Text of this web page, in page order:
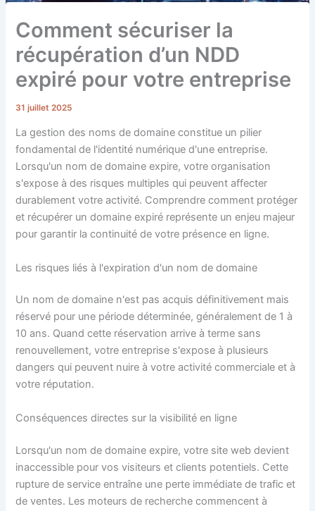
Comment sécuriser la
récupération d’un NDD
expiré pour votre entreprise
31 juillet 2025
La gestion des noms de domaine constitue un pilier
fondamental de l'identité numérique d'une entreprise.
Lorsqu'un nom de domaine expire, votre organisation
s'expose à des risques multiples qui peuvent affecter
durablement votre activité. Comprendre comment protéger
et récupérer un domaine expiré représente un enjeu majeur
pour garantir la continuité de votre présence en ligne.
Les risques liés à l'expiration d'un nom de domaine
Un nom de domaine n'est pas acquis définitivement mais
réservé pour une période déterminée, généralement de 1 à
10 ans. Quand cette réservation arrive à terme sans
renouvellement, votre entreprise s'expose à plusieurs
dangers qui peuvent nuire à votre activité commerciale et à
votre réputation.
Conséquences directes sur la visibilité en ligne
Lorsqu'un nom de domaine expire, votre site web devient
inaccessible pour vos visiteurs et clients potentiels. Cette
rupture de service entraîne une perte immédiate de trafic et
de ventes. Les moteurs de recherche commencent à